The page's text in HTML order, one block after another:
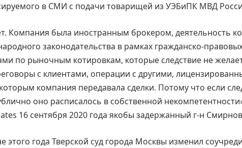
в СМИ с подачи товарищей из УЭБиПК МВД
Компания была иностранным брокером, деятельность
законодательства в рамках гражданско-
по рыночным котировкам, которые следствие не
с клиентами, операции с другими,
компания передавала сделки. Потому что если
оно расписалось в собственной
16 сентября 2020 года якобы задержанный г-н
года Тверской суд города Москвы изменил